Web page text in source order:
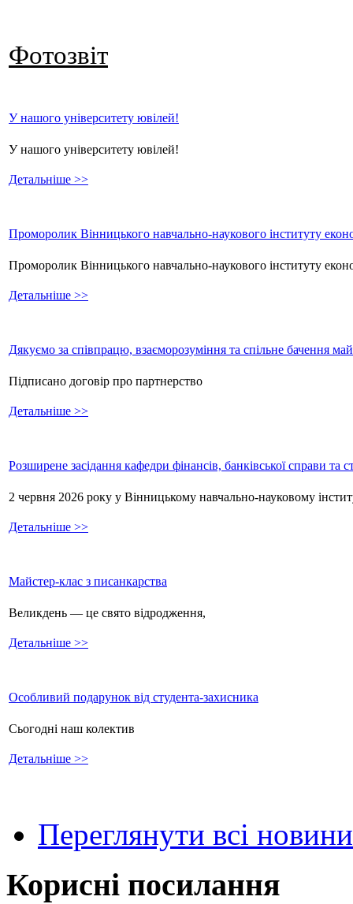
Фотозвіт
У нашого університету ювілей!
У нашого університету ювілей!
Детальніше >>
Проморолик Вінницького навчально-наукового інституту
Проморолик Вінницького навчально-наукового інституту
Детальніше >>
Дякуємо за співпрацю, взаєморозуміння та спільне бачення
Підписано договір про партнерство
Детальніше >>
Розширене засідання кафедри фінансів, банківської справи та
2 червня 2026 року у Вінницькому навчально-науковому
Детальніше >>
Майстер-клас з писанкарства
Великдень — це свято відродження,
Детальніше >>
Особливий подарунок від студента-захисника
Сьогодні наш колектив
Детальніше >>
Переглянути всі новини
Корисні посилання